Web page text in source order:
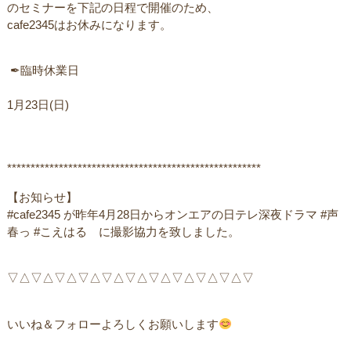
のセミナーを下記の日程で開催のため、
cafe2345はお休みになります。 ㅤ
ㅤ ✒︎臨時休業日
1月23日(日)
******************************************************
【お知らせ】
#cafe2345 が昨年4月28日からオンエアの日テレ深夜ドラマ #声
春っ #こえはる に撮影協力を致しました。
▽△▽△▽△▽△▽△▽△▽△▽△▽△▽△▽ ㅤ
いいね＆フォローよろしくお願いします